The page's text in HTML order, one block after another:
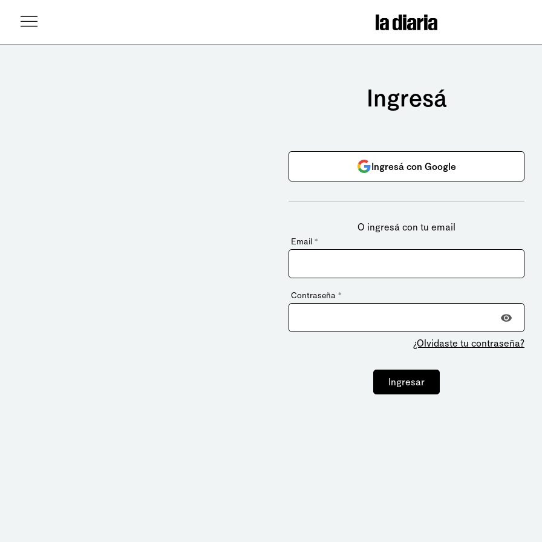
Ingresá
Ingresá con Google
O ingresá con tu email
Email *
Contraseña *
¿Olvidaste tu contraseña?
Ingresar